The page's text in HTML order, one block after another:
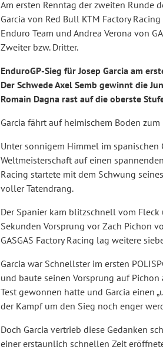
Am ersten Renntag der zweiten Runde
Garcia von Red Bull KTM Factory
Enduro Team und Andrea Verona von
Zweiter bzw. Dritter.
EnduroGP-Sieg für Josep Garcia am
Der Schwede Axel Semb gewinnt die
Romain Dagna rast auf die oberste
Garcia fährt auf heimischem Boden zum
Unter sonnigem Himmel im spanischen
Weltmeisterschaft auf einen
Racing startete mit dem Schwung
voller Tatendrang.
Der Spanier kam blitzschnell vom
Sekunden Vorsprung vor Zach Pichon
GASGAS Factory Racing lag weitere
Garcia war Schnellster im ersten
und baute seinen Vorsprung auf Pichon
Test gewonnen hatte und Garcia einen
der Kampf um den Sieg noch enger
Doch Garcia vertrieb diese Gedanken
einer erstaunlich schnellen Zeit